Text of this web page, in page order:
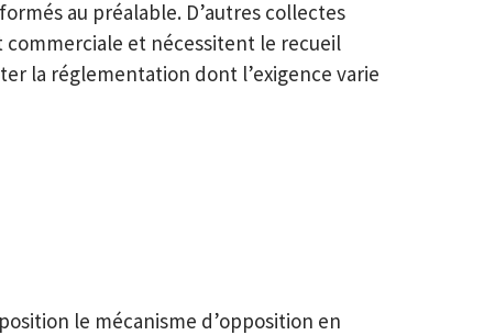
au préalable. D’autres collectes
et nécessitent le recueil
la réglementation dont l’exigence varie
le mécanisme d’opposition en